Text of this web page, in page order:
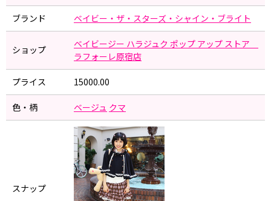
ブランド ベイビー・ザ・スターズ・シャイン・ブライト
ショップ
ベイビージー ハラジュク ポップ アップ ストア
ラフォーレ原宿店
プライス 15000.00
色・柄 ベージュ クマ
スナップ